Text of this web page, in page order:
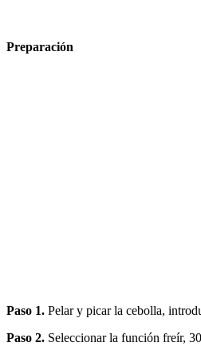
Preparación
Paso 1. Pelar y picar la cebolla,
Paso 2. Seleccionar la función freír,